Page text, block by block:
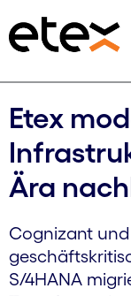
Etex
Ära
Cognizant
S/4HANA